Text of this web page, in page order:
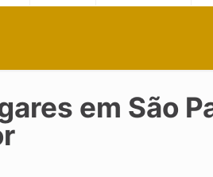
em São